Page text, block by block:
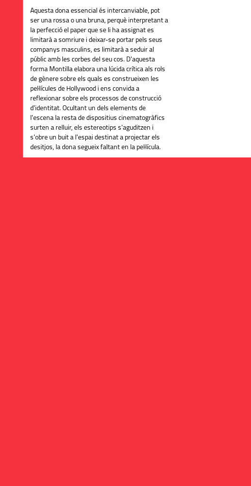
Aquesta dona essencial és intercanviable, pot
ser una rossa o una bruna, perquè interpretant a
la perfecció el paper que se li ha assignat es
limitarà a somriure i deixar-se portar pels seus
companys masculins, es limitarà a seduir al
públic amb les corbes del seu cos. D'aquesta
forma Montilla elabora una lúcida crítica als rols
de gènere sobre els quals es construeixen les
pel·lícules de Hollywood i ens convida a
reflexionar sobre els processos de construcció
d'identitat. Ocultant un dels elements de
l'escena la resta de dispositius cinematogràfics
surten a relluir, els estereotips s'aguditzen i
s'obre un buit a l'espai destinat a projectar els
desitjos, la dona segueix faltant en la pel·lícula.